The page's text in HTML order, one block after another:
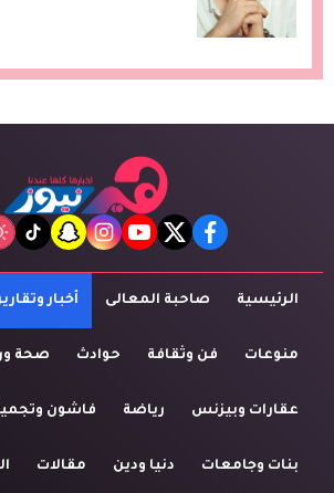
facebook
twitter
youtube
instagram
الرئيسية صاحبة المعالى أخبار
منوعات فن وثقافة حوادث صحة
عقارات وبيزنس رياضة فاشون
بنات وجامعات دنيا ودين مقالات